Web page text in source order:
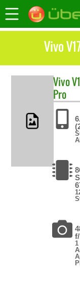
Vivo
Vivo
Pro
1